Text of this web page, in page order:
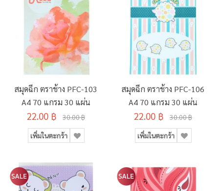
สมุดฉีก ตราช้าง PFC-103
A4 70 แกรม 30 แผ่น
22.00 ฿ 30.00 ฿
เพิ่มในตะกร้า
สมุดฉีก ตราช้าง PFC-106
A4 70 แกรม 30 แผ่น
22.00 ฿ 30.00 ฿
เพิ่มในตะกร้า